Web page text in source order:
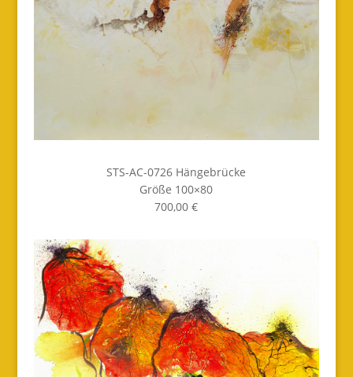
STS-AC-0726 Hängebrücke
Größe 100×80
700,00 €